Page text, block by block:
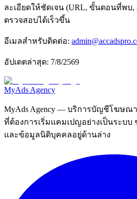
ละเอียดให้ชัดเจน (URL, ขั้นตอนที่พบ,
ตรวจสอบได้เร็วขึ้น
อีเมลสำหรับติดต่อ:
อัปเดตล่าสุด: 7/8/2569
MyAds Agency
MyAds Agency — บริการบัญชีโฆษณา
ที่ต้องการเริ่มแคมเปญอย่างเป็นระบบ
และข้อมูลนิติบุคคลอยู่ด้านล่าง